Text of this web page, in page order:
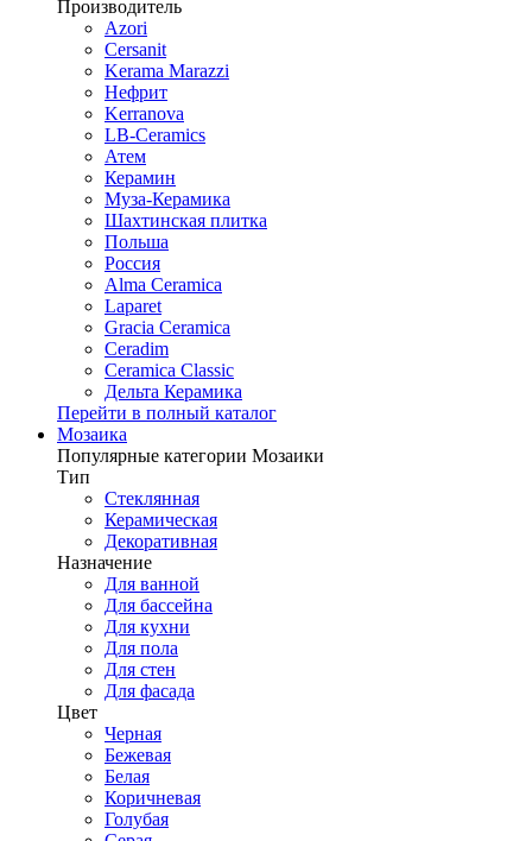
Производитель
Azori
Cersanit
Kerama Marazzi
Нефрит
Kerranova
LB-Ceramics
Атем
Керамин
Муза-Керамика
Шахтинская плитка
Польша
Россия
Alma Ceramica
Laparet
Gracia Ceramica
Ceradim
Ceramica Classic
Дельта Керамика
Перейти в полный каталог
Мозаика
Популярные категории Мозаики
Тип
Стеклянная
Керамическая
Декоративная
Назначение
Для ванной
Для бассейна
Для кухни
Для пола
Для стен
Для фасада
Цвет
Черная
Бежевая
Белая
Коричневая
Голубая